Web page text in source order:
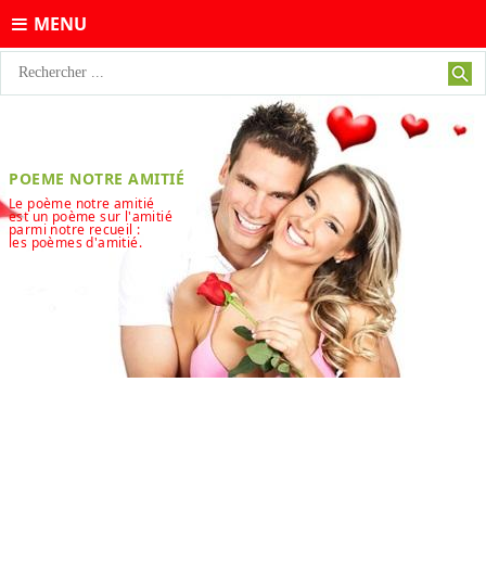
MENU
POEME NOTRE AMITIÉ
Le poème notre amitié
est un poème sur l'amitié
parmi notre recueil :
les poèmes d'amitié.